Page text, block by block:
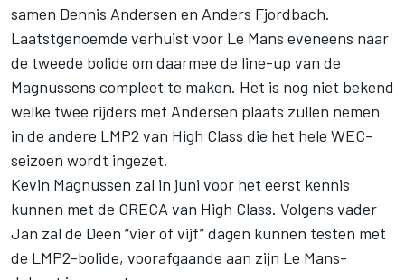
samen Dennis Andersen en Anders Fjordbach.
Laatstgenoemde verhuist voor Le Mans eveneens naar
de tweede bolide om daarmee de line-up van de
Magnussens compleet te maken. Het is nog niet bekend
welke twee rijders met Andersen plaats zullen nemen
in de andere LMP2 van High Class die het hele WEC-
seizoen wordt ingezet.
Kevin Magnussen zal in juni voor het eerst kennis
kunnen met de ORECA van High Class. Volgens vader
Jan zal de Deen “vier of vijf” dagen kunnen testen met
de LMP2-bolide, voorafgaande aan zijn Le Mans-